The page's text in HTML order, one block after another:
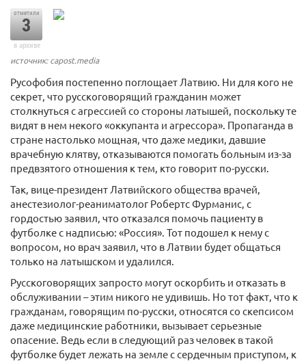
отметили
3
в архиве
источник: capost.media
Русофобия постепенно поглощает Латвию. Ни для кого не
секрет, что русскоговорящий гражданин может
столкнуться с агрессией со стороны латышей, поскольку те
видят в нем некого «оккупанта и агрессора». Пропаганда в
стране настолько мощная, что даже медики, давшие
врачебную клятву, отказываются помогать больным из-за
предвзятого отношения к тем, кто говорит по-русски.
Так, вице-президент Латвийского общества врачей,
анестезиолог-реаниматолог Робертс Фурманис, с
гордостью заявил, что отказался помочь пациенту в
футболке с надписью: «Россия». Тот подошел к нему с
вопросом, но врач заявил, что в Латвии будет общаться
только на латышском и удалился.
Русскоговорящих запросто могут оскорбить и отказать в
обслуживании – этим никого не удивишь. Но тот факт, что к
гражданам, говорящим по-русски, относятся со скепсисом
даже медицинские работники, вызывает серьезные
опасение. Ведь если в следующий раз человек в такой
футболке будет лежать на земле с сердечным приступом, к